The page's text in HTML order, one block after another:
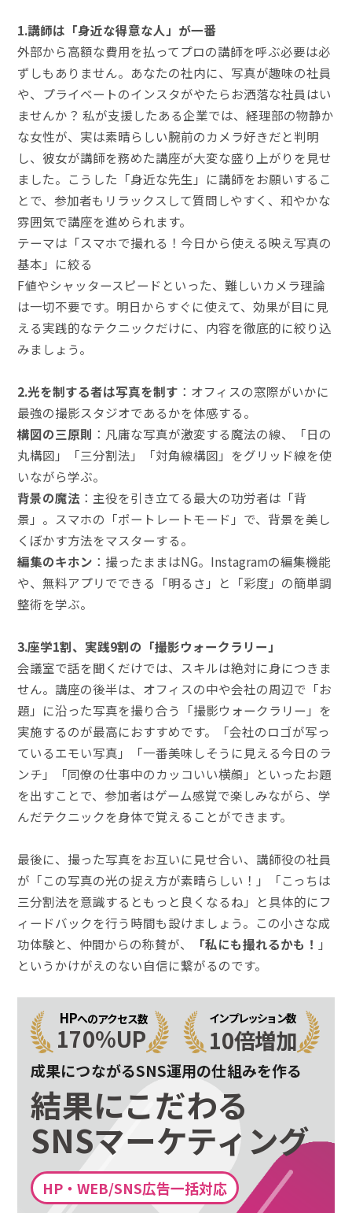
1.講師は「身近な得意な人」が一番
外部から高額な費用を払ってプロの講師を呼ぶ必要は必
ずしもありません。あなたの社内に、写真が趣味の社員
や、プライベートのインスタがやたらお洒落な社員はい
ませんか？ 私が支援したある企業では、経理部の物静か
な女性が、実は素晴らしい腕前のカメラ好きだと判明
し、彼女が講師を務めた講座が大変な盛り上がりを見せ
ました。こうした「身近な先生」に講師をお願いするこ
とで、参加者もリラックスして質問しやすく、和やかな
雰囲気で講座を進められます。
テーマは「スマホで撮れる！今日から使える映え写真の
基本」に絞る
F値やシャッタースピードといった、難しいカメラ理論
は一切不要です。明日からすぐに使えて、効果が目に見
える実践的なテクニックだけに、内容を徹底的に絞り込
みましょう。
2.光を制する者は写真を制す ：オフィスの窓際がいかに
最強の撮影スタジオであるかを体感する。
構図の三原則 ：凡庸な写真が激変する魔法の線、「日の
丸構図」「三分割法」「対角線構図」をグリッド線を使
いながら学ぶ。
背景の魔法 ：主役を引き立てる最大の功労者は「背
景」。スマホの「ポートレートモード」で、背景を美し
くぼかす方法をマスターする。
編集のキホン ：撮ったままはNG。Instagramの編集機能
や、無料アプリでできる「明るさ」と「彩度」の簡単調
整術を学ぶ。
3.座学1割、実践9割の「撮影ウォークラリー」
会議室で話を聞くだけでは、スキルは絶対に身につきま
せん。講座の後半は、オフィスの中や会社の周辺で「お
題」に沿った写真を撮り合う「撮影ウォークラリー」を
実施するのが最高におすすめです。「会社のロゴが写っ
ているエモい写真」「一番美味しそうに見える今日のラ
ンチ」「同僚の仕事中のカッコいい横顔」といったお題
を出すことで、参加者はゲーム感覚で楽しみながら、学
んだテクニックを身体で覚えることができます。
最後に、撮った写真をお互いに見せ合い、講師役の社員
が「この写真の光の捉え方が素晴らしい！」「こっちは
三分割法を意識するともっと良くなるね」と具体的にフ
ィードバックを行う時間も設けましょう。この小さな成
功体験と、仲間からの称賛が、
「私にも撮れるかも！ 」
というかけがえのない自信に繋がるのです。
HPへのアクセス数
170%UP
インプレッション数
10倍増加
成果につながるSNS運用の仕組みを作る
結果にこだわる
SNSマーケティング
HP・WEB/SNS広告一括対応